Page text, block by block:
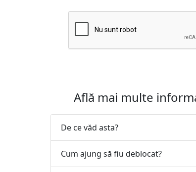
Află mai multe
De ce văd asta?
Cum ajung să fiu deblocat?